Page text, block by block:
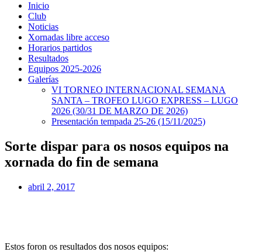
Inicio
Club
Noticias
Xornadas libre acceso
Horarios partidos
Resultados
Equipos 2025-2026
Galerías
VI TORNEO INTERNACIONAL SEMANA
SANTA – TROFEO LUGO EXPRESS – LUGO
2026 (30/31 DE MARZO DE 2026)
Presentación tempada 25-26 (15/11/2025)
Sorte dispar para os nosos equipos na
xornada do fin de semana
abril 2, 2017
Estos foron os resultados dos nosos equipos: